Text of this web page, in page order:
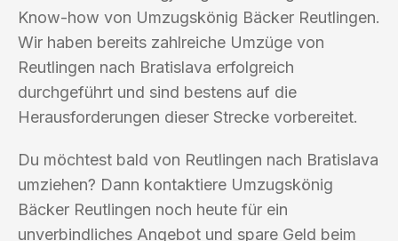
Know-how von Umzugskönig Bäcker Reutlingen.
Wir haben bereits zahlreiche Umzüge von
Reutlingen nach Bratislava erfolgreich
durchgeführt und sind bestens auf die
Herausforderungen dieser Strecke vorbereitet.
Du möchtest bald von Reutlingen nach Bratislava
umziehen? Dann kontaktiere Umzugskönig
Bäcker Reutlingen noch heute für ein
unverbindliches Angebot und spare Geld beim